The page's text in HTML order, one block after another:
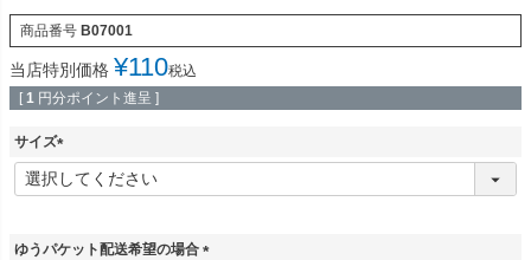
商品番号 B07001
当店特別価格 ¥110税込
[ 1 円分ポイント進呈 ]
サイズ
(
必
ゆうパケット配送希望の場合